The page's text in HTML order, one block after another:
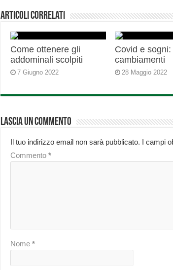
Articoli correlati
Come ottenere gli
addominali scolpiti
7 Giugno 2022
Covid e sogni:
cambiamenti
28 Maggio 2022
Lascia un commento
Il tuo indirizzo email non sarà pubblicato. I campi
Commento *
Nome *